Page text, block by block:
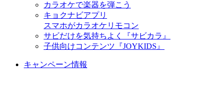
カラオケで楽器を弾こう
キョクナビアプリ
スマホがカラオケリモコン
サビだけを気持ちよく『サビカラ』
子供向けコンテンツ『JOYKIDS』
キャンペーン情報